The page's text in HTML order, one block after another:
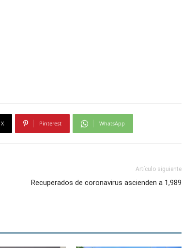
X Pinterest WhatsApp
Artículo siguiente
Recuperados de coronavirus ascienden a 1,989